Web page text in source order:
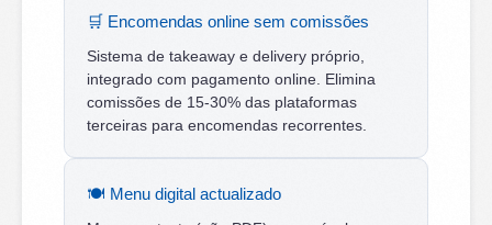
🛒 Encomendas online sem comissões
Sistema de takeaway e delivery próprio,
integrado com pagamento online. Elimina
comissões de 15-30% das plataformas
terceiras para encomendas recorrentes.
🍽️ Menu digital actualizado